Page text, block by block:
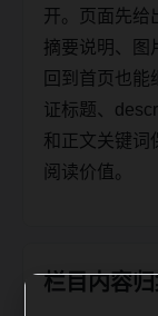
开。页面先给
摘要说明、图
回到首页也
证标题、
和正文关键词
阅读价值。
栏目内容